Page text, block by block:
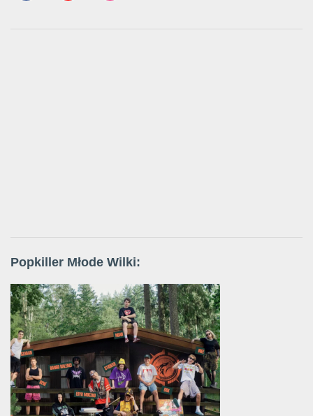
Popkiller Młode Wilki: